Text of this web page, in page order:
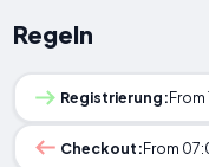
Regeln
Registrierung:
Checkout:From